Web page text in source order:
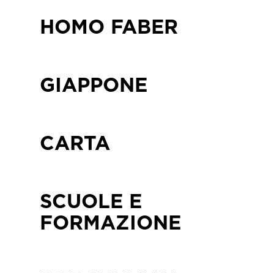
HOMO FABER
GIAPPONE
CARTA
SCUOLE E
FORMAZIONE